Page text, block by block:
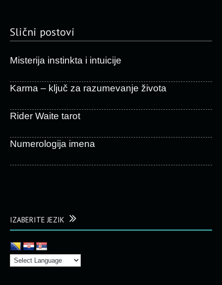
Slični postovi
Misterija instinkta i intuicije
Karma – ključ za razumevanje života
Rider Waite tarot
Numerologija imena
IZABERITE JEZIK